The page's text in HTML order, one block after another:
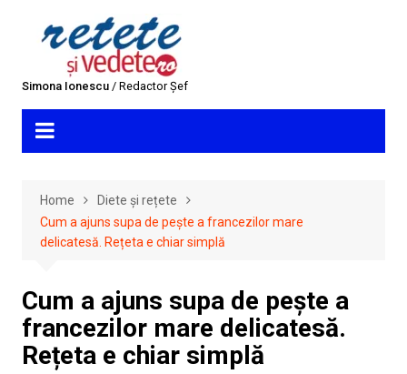
Simona Ionescu/ Redactor Șef
Home
Diete și rețete
Cum a ajuns supa de pește a francezilor mare
delicatesă. Rețeta e chiar simplă
Cum a ajuns supa de pește a
francezilor mare delicatesă.
Rețeta e chiar simplă